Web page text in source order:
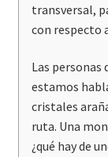
transversal,
con respecto
Las personas
estamos
cristales
ruta. Una
¿qué hay de